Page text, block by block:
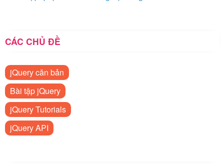
CÁC CHỦ ĐỀ
jQuery căn bản
Bài tập jQuery
jQuery Tutorials
jQuery API